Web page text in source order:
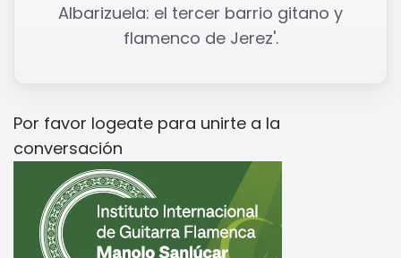
Albarizuela: el tercer barrio gitano y
flamenco de Jerez'.
Por favor logeate para unirte a la
conversación